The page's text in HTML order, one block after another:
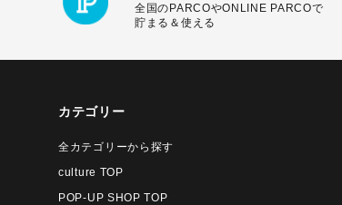
全国のPARCOやONLINE PARCOで
貯まる＆使える
カテゴリー
全カテゴリーから探す
culture TOP
POP-UP SHOP TOP